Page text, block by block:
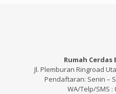
Rumah
Jl. Plemburan Ringroad
Pendaftaran: Senin –
WA/Telp/SMS :